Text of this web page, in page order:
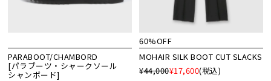
PARABOOT/CHAMBORD
[パラブーツ・シャークソール
シャンボード]
60%OFF
MOHAIR SILK BOOT CUT SLACKS
¥44,000¥17,600(税込)